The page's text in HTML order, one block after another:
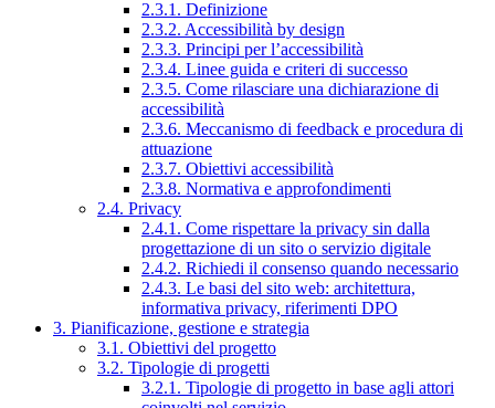
2.3.1. Definizione
2.3.2. Accessibilità by design
2.3.3. Principi per l’accessibilità
2.3.4. Linee guida e criteri di successo
2.3.5. Come rilasciare una dichiarazione di
accessibilità
2.3.6. Meccanismo di feedback e procedura di
attuazione
2.3.7. Obiettivi accessibilità
2.3.8. Normativa e approfondimenti
2.4. Privacy
2.4.1. Come rispettare la privacy sin dalla
progettazione di un sito o servizio digitale
2.4.2. Richiedi il consenso quando necessario
2.4.3. Le basi del sito web: architettura,
informativa privacy, riferimenti DPO
3. Pianificazione, gestione e strategia
3.1. Obiettivi del progetto
3.2. Tipologie di progetti
3.2.1. Tipologie di progetto in base agli attori